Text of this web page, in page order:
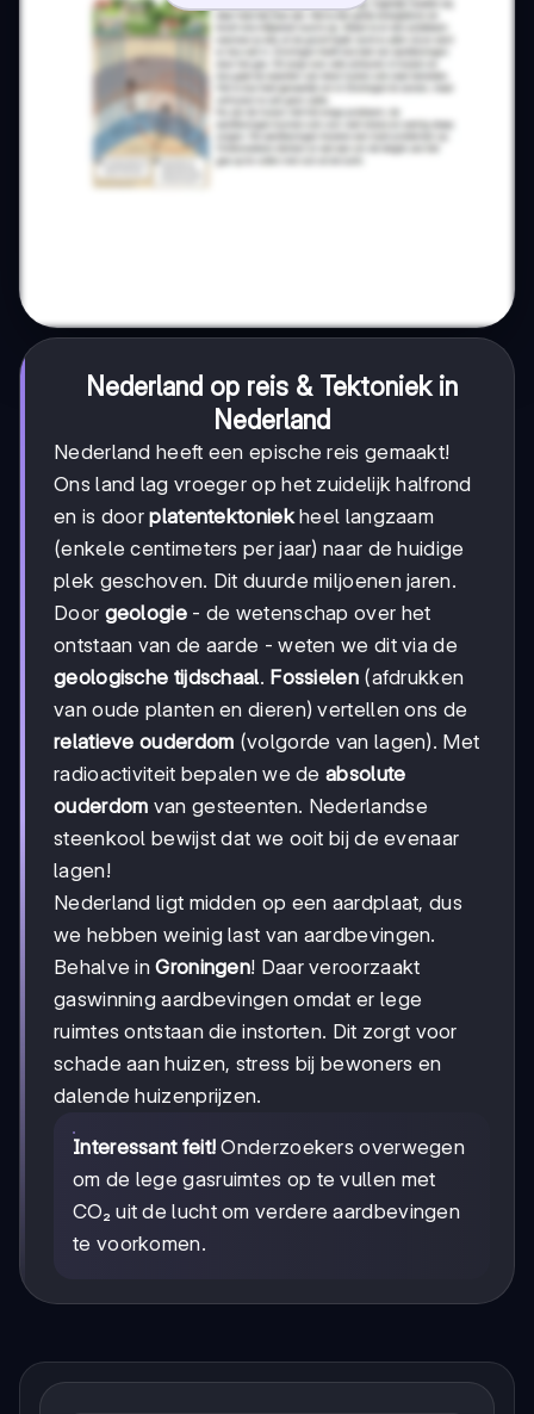
Nederland op reis & Tektoniek in
Nederland
Nederland heeft een epische reis gemaakt!
Ons land lag vroeger op het zuidelijk halfrond
en is doorplatentektoniekheel langzaam
(enkele centimeters per jaar) naar de huidige
plek geschoven. Dit duurde miljoenen jaren.
Door geologie- de wetenschap over het
ontstaan van de aarde - weten we dit via de
geologische tijdschaal. Fossielen(afdrukken
van oude planten en dieren) vertellen ons de
relatieve ouderdom (volgorde van lagen). Met
radioactiviteit bepalen we deabsolute
ouderdom van gesteenten. Nederlandse
steenkool bewijst dat we ooit bij de evenaar
lagen!
Nederland ligt midden op een aardplaat, dus
we hebben weinig last van aardbevingen.
Behalve inGroningen! Daar veroorzaakt
gaswinning aardbevingen omdat er lege
ruimtes ontstaan die instorten. Dit zorgt voor
schade aan huizen, stress bij bewoners en
dalende huizenprijzen.
Interessant feit! Onderzoekers overwegen
om de lege gasruimtes op te vullen met
CO₂ uit de lucht om verdere aardbevingen
te voorkomen.